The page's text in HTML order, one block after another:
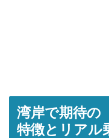
湾岸で期待の
特徴とリアル